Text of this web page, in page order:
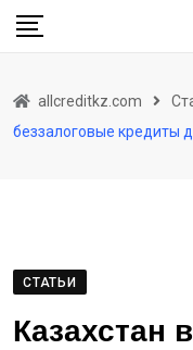
Skip
allcreditkz.com
беззалоговые кредиты
СТАТЬИ
Казахстан